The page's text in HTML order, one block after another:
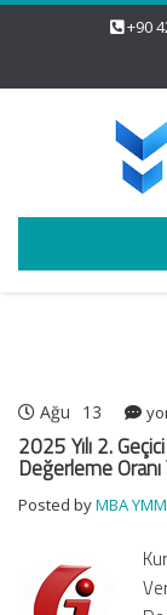
+90
Ağu 13
Yılı
2.
2025 Yılı 2.
Değerleme
Posted byMBA YMM